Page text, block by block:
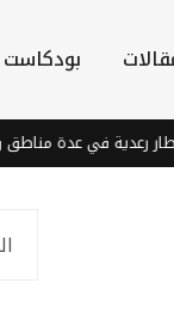
بودكاست
في عدة مناطق